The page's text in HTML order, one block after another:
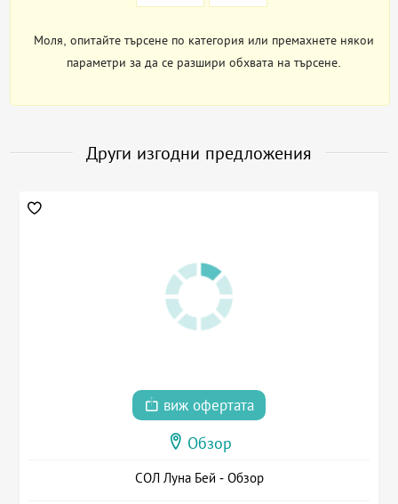
Моля, опитайте търсене по категория или премахнете някои
параметри за да се разшири обхвата на търсене.
Други изгодни предложения
виж офертата
Обзор
СОЛ Луна Бей - Обзор